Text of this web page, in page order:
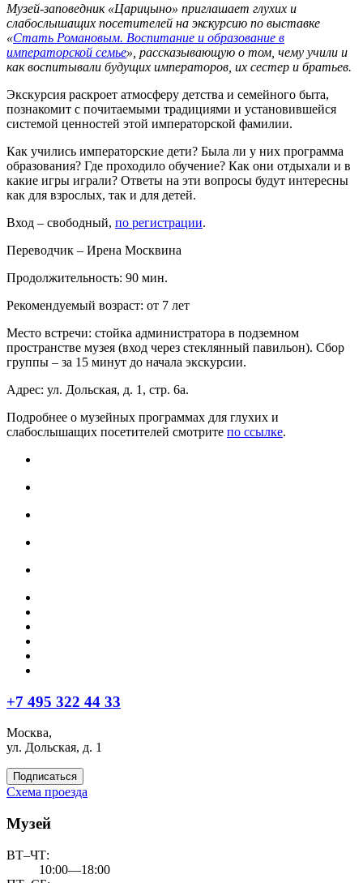
Музей-заповедник «Царицыно» приглашает глухих и
слабослышащих посетителей на экскурсию по выставке
«Стать Романовым. Воспитание и образование в
императорской семье», рассказывающую о том, чему учили и
как воспитывали будущих императоров, их сестер и братьев.
Экскурсия раскроет атмосферу детства и семейного быта,
познакомит с почитаемыми традициями и установившейся
системой ценностей этой императорской фамилии.
Как учились императорские дети? Была ли у них программа
образования? Где проходило обучение? Как они отдыхали и в
какие игры играли? Ответы на эти вопросы будут интересны
как для взрослых, так и для детей.
Вход – свободный, по регистрации.
Переводчик – Ирена Москвина
Продолжительность: 90 мин.
Рекомендуемый возраст: от 7 лет
Место встречи: стойка администратора в подземном
пространстве музея (вход через стеклянный павильон). Сбор
группы – за 15 минут до начала экскурсии.
Адрес: ул. Дольская, д. 1, стр. 6а.
Подробнее о музейных программах для глухих и
слабослышащих посетителей смотрите по ссылке.
+7 495 322 44 33
Москва,
ул. Дольская, д. 1
Подписаться
Схема проезда
Музей
ВТ–ЧТ:
10:00—18:00